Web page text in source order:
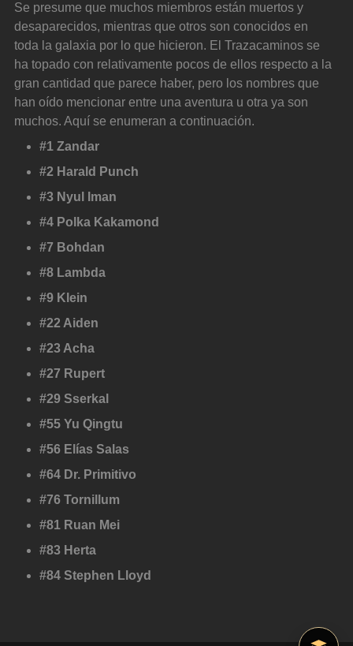
Se presume que muchos miembros están muertos y
desaparecidos, mientras que otros son conocidos en
toda la galaxia por lo que hicieron. El Trazacaminos se
ha topado con relativamente pocos de ellos respecto a la
gran cantidad que parece haber, pero los nombres que
han oído mencionar entre una aventura u otra ya son
muchos. Aquí se enumeran a continuación.
#1 Zandar
#2 Harald Punch
#3 Nyul Iman
#4 Polka Kakamond
#7 Bohdan
#8 Lambda
#9 Klein
#22 Aiden
#23 Acha
#27 Rupert
#29 Sserkal
#55 Yu Qingtu
#56 Elías Salas
#64 Dr. Primitivo
#76 Tornillum
#81 Ruan Mei
#83 Herta
#84 Stephen Lloyd